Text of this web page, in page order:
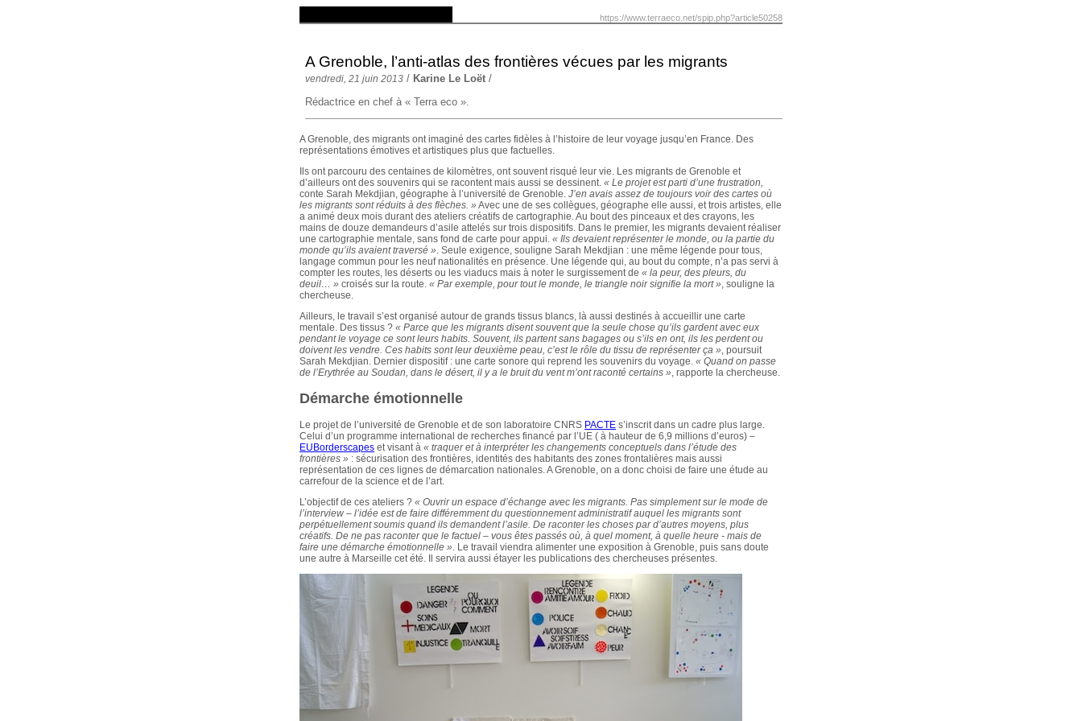
https://www.terraeco.net/spip.php?article50258
A Grenoble, l’anti-atlas des frontières vécues par les migrants
vendredi, 21 juin 2013 / Karine Le Loët /
Rédactrice en chef à « Terra eco ».
A Grenoble, des migrants ont imaginé des cartes fidèles à l’histoire de leur voyage jusqu’en France. Des
représentations émotives et artistiques plus que factuelles.
Ils ont parcouru des centaines de kilomètres, ont souvent risqué leur vie. Les migrants de Grenoble et
d’ailleurs ont des souvenirs qui se racontent mais aussi se dessinent. « Le projet est parti d’une frustration,
conte Sarah Mekdjian, géographe à l’université de Grenoble. J’en avais assez de toujours voir des cartes où
les migrants sont réduits à des flèches. » Avec une de ses collègues, géographe elle aussi, et trois artistes, elle
a animé deux mois durant des ateliers créatifs de cartographie. Au bout des pinceaux et des crayons, les
mains de douze demandeurs d’asile attelés sur trois dispositifs. Dans le premier, les migrants devaient réaliser
une cartographie mentale, sans fond de carte pour appui. « Ils devaient représenter le monde, ou la partie du
monde qu’ils avaient traversé ». Seule exigence, souligne Sarah Mekdjian : une même légende pour tous,
langage commun pour les neuf nationalités en présence. Une légende qui, au bout du compte, n’a pas servi à
compter les routes, les déserts ou les viaducs mais à noter le surgissement de « la peur, des pleurs, du
deuil… » croisés sur la route. « Par exemple, pour tout le monde, le triangle noir signifie la mort », souligne la
chercheuse.
Ailleurs, le travail s’est organisé autour de grands tissus blancs, là aussi destinés à accueillir une carte
mentale. Des tissus ? « Parce que les migrants disent souvent que la seule chose qu’ils gardent avec eux
pendant le voyage ce sont leurs habits. Souvent, ils partent sans bagages ou s’ils en ont, ils les perdent ou
doivent les vendre. Ces habits sont leur deuxième peau, c’est le rôle du tissu de représenter ça », poursuit
Sarah Mekdjian. Dernier dispositif : une carte sonore qui reprend les souvenirs du voyage. « Quand on passe
de l’Erythrée au Soudan, dans le désert, il y a le bruit du vent m’ont raconté certains », rapporte la chercheuse.
Démarche émotionnelle
Le projet de l’université de Grenoble et de son laboratoire CNRS PACTE s’inscrit dans un cadre plus large.
Celui d’un programme international de recherches financé par l’UE ( à hauteur de 6,9 millions d’euros) –
EUBorderscapes et visant à « traquer et à interpréter les changements conceptuels dans l’étude des
frontières » : sécurisation des frontières, identités des habitants des zones frontalières mais aussi
représentation de ces lignes de démarcation nationales. A Grenoble, on a donc choisi de faire une étude au
carrefour de la science et de l’art.
L’objectif de ces ateliers ? « Ouvrir un espace d’échange avec les migrants. Pas simplement sur le mode de
l’interview – l’idée est de faire différemment du questionnement administratif auquel les migrants sont
perpétuellement soumis quand ils demandent l’asile. De raconter les choses par d’autres moyens, plus
créatifs. De ne pas raconter que le factuel – vous êtes passés où, à quel moment, à quelle heure - mais de
faire une démarche émotionnelle ». Le travail viendra alimenter une exposition à Grenoble, puis sans doute
une autre à Marseille cet été. Il servira aussi étayer les publications des chercheuses présentes.